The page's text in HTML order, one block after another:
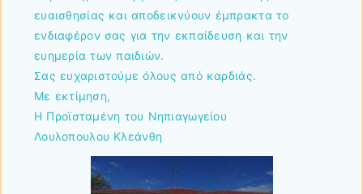
ευαισθησίας και αποδεικνύουν έμπρακτα το
ενδιαφέρον σας για την εκπαίδευση και την
ευημερία των παιδιών.
Σας ευχαριστούμε όλους από καρδιάς.
Με εκτίμηση,
Η Προϊσταμένη του Νηπιαγωγείου
Λουλοπουλου Κλεάνθη